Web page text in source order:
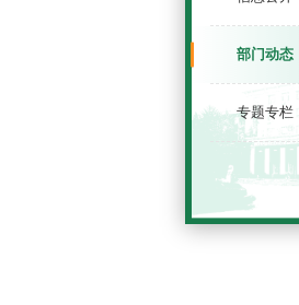
部门动态
专题专栏